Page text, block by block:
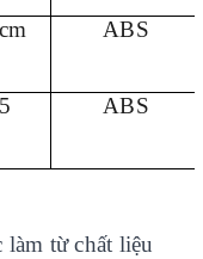
ABS
ABS
làm từ chất liệu